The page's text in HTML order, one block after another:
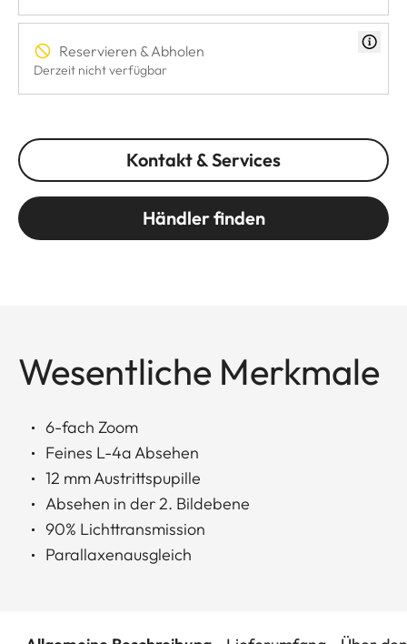
Reservieren & Abholen
Derzeit nicht verfügbar
Kontakt & Services
Händler finden
Wesentliche Merkmale
6-fach Zoom
Feines L-4a Absehen
12 mm Austrittspupille
Absehen in der 2. Bildebene
90% Lichttransmission
Parallaxenausgleich